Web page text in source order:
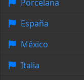
Porcelana
España
México
Italia